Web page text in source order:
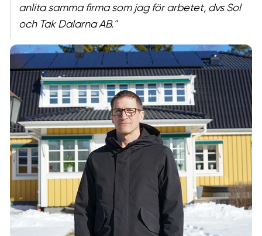
anlita samma firma som jag för arbetet, dvs Sol
och Tak Dalarna AB."